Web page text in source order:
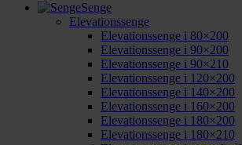
Senge
Elevationssenge
Elevationssenge i 80×200
Elevationssenge i 90×200
Elevationssenge i 90×210
Elevationssenge i 120×200
Elevationssenge i 140×200
Elevationssenge i 160×200
Elevationssenge i 180×200
Elevationssenge i 180×210